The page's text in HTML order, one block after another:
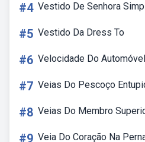
#4 Vestido De Senhora
#5 Vestido Da Dress To
#6 Velocidade Do
#7 Veias Do Pescoço
#8 Veias Do Membro
#9 Veia Do Coração Na